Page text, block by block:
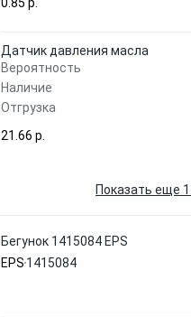
Датчик давления масла
Вероятность
Наличие
Отгрузка
21.66 p.
Показать еще
Бегунок 1415084 EPS
EPS 1415084